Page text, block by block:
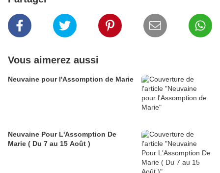
Vous aimerez aussi
Neuvaine pour l'Assomption de Marie
Neuvaine Pour L'Assomption De
Marie ( Du 7 au 15 Août )